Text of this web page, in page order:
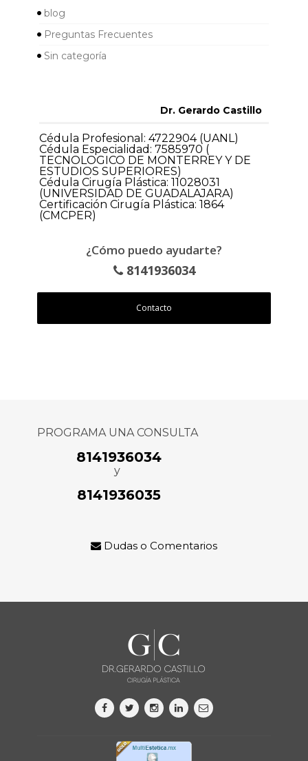
blog
Preguntas Frecuentes
Sin categoría
Dr. Gerardo Castillo
Cédula Profesional: 4722904 (UANL)
Cédula Especialidad: 7585970 (
TECNOLOGICO DE MONTERREY Y DE
ESTUDIOS SUPERIORES)
Cédula Cirugía Plástica: 11028031
(UNIVERSIDAD DE GUADALAJARA)
Certificación Cirugía Plástica: 1864
(CMCPER)
¿Cómo puedo ayudarte?
8141936034
Contacto
PROGRAMA UNA CONSULTA
8141936034
y
8141936035
Dudas o Comentarios